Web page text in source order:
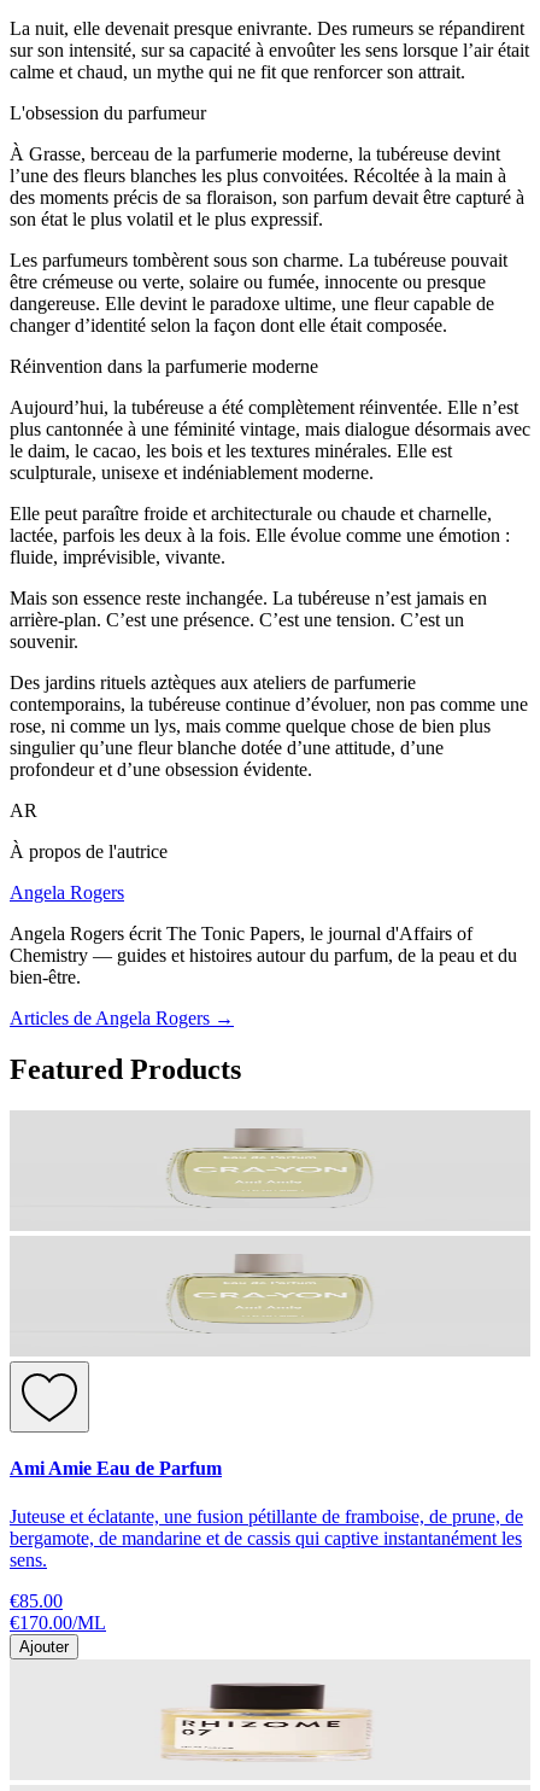
La nuit, elle devenait presque enivrante. Des rumeurs se répandirent
sur son intensité, sur sa capacité à envoûter les sens lorsque l’air était
calme et chaud, un mythe qui ne fit que renforcer son attrait.
L'obsession du parfumeur
À Grasse, berceau de la parfumerie moderne, la tubéreuse devint
l’une des fleurs blanches les plus convoitées. Récoltée à la main à
des moments précis de sa floraison, son parfum devait être capturé à
son état le plus volatil et le plus expressif.
Les parfumeurs tombèrent sous son charme. La tubéreuse pouvait
être crémeuse ou verte, solaire ou fumée, innocente ou presque
dangereuse. Elle devint le paradoxe ultime, une fleur capable de
changer d’identité selon la façon dont elle était composée.
Réinvention dans la parfumerie moderne
Aujourd’hui, la tubéreuse a été complètement réinventée. Elle n’est
plus cantonnée à une féminité vintage, mais dialogue désormais avec
le daim, le cacao, les bois et les textures minérales. Elle est
sculpturale, unisexe et indéniablement moderne.
Elle peut paraître froide et architecturale ou chaude et charnelle,
lactée, parfois les deux à la fois. Elle évolue comme une émotion :
fluide, imprévisible, vivante.
Mais son essence reste inchangée. La tubéreuse n’est jamais en
arrière-plan. C’est une présence. C’est une tension. C’est un
souvenir.
Des jardins rituels aztèques aux ateliers de parfumerie
contemporains, la tubéreuse continue d’évoluer, non pas comme une
rose, ni comme un lys, mais comme quelque chose de bien plus
singulier qu’une fleur blanche dotée d’une attitude, d’une
profondeur et d’une obsession évidente.
AR
À propos de l'autrice
Angela Rogers
Angela Rogers écrit The Tonic Papers, le journal d'Affairs of
Chemistry — guides et histoires autour du parfum, de la peau et du
bien-être.
Articles de Angela Rogers →
Featured Products
Ami Amie Eau de Parfum
Juteuse et éclatante, une fusion pétillante de framboise, de prune, de
bergamote, de mandarine et de cassis qui captive instantanément les
sens.
€85.00
€170.00/ML
Ajouter